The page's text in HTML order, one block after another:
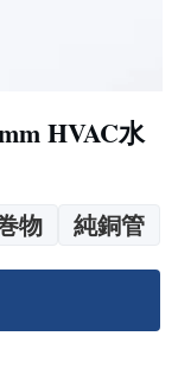
HVAC水
物 純銅管